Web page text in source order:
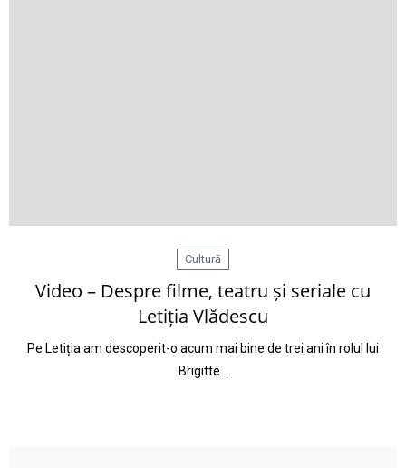
Cultură
Video – Despre filme, teatru și seriale cu
Letiția Vlădescu
Pe Letiția am descoperit-o acum mai bine de trei ani în rolul lui
Brigitte…